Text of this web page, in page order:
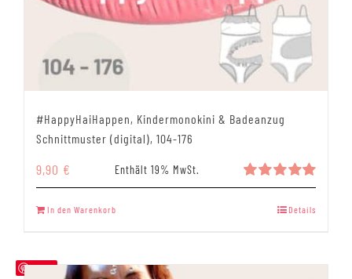
#HappyHaiHappen, Kindermonokini & Badeanzug
Schnittmuster (digital), 104-176
Bewertet
5.00
9,90 € Enthält 19% MwSt.
In den Warenkorb Details
Save